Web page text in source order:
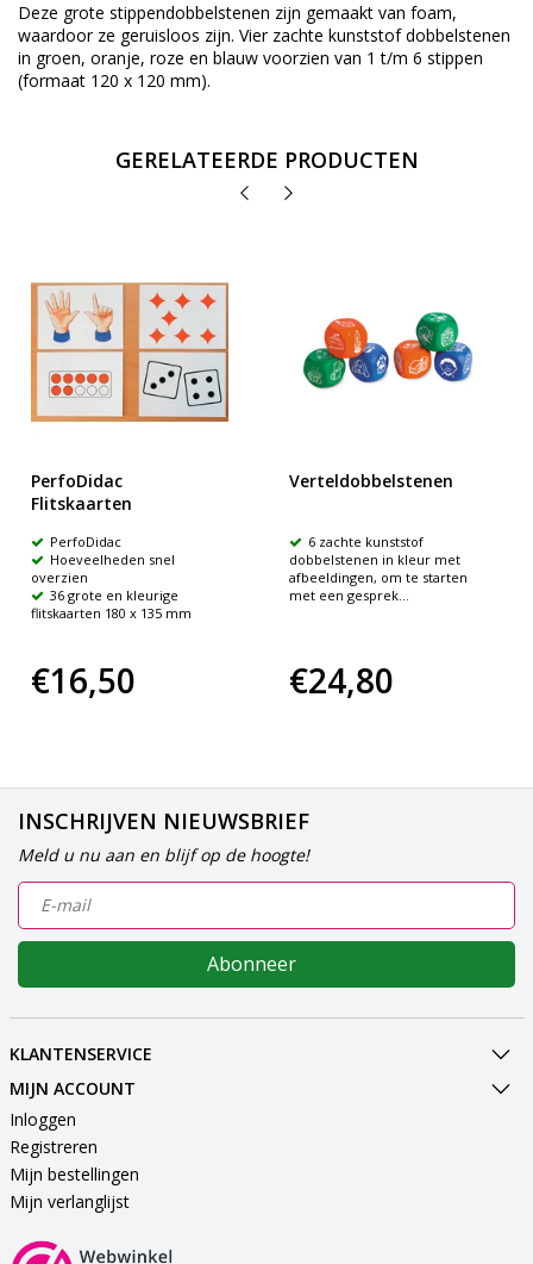
Deze grote stippendobbelstenen zijn gemaakt van foam,
waardoor ze geruisloos zijn. Vier zachte kunststof dobbelstenen
in groen, oranje, roze en blauw voorzien van 1 t/m 6 stippen
(formaat 120 x 120 mm).
GERELATEERDE PRODUCTEN
PerfoDidac
Flitskaarten
PerfoDidac
Hoeveelheden snel
overzien
36 grote en kleurige
flitskaarten 180 x 135 mm
€16,50
Verteldobbelstenen
6 zachte kunststof
dobbelstenen in kleur met
afbeeldingen, om te starten
met een gesprek...
€24,80
INSCHRIJVEN NIEUWSBRIEF
Meld u nu aan en blijf op de hoogte!
Abonneer
KLANTENSERVICE
MIJN ACCOUNT
Inloggen
Registreren
Mijn bestellingen
Mijn verlanglijst